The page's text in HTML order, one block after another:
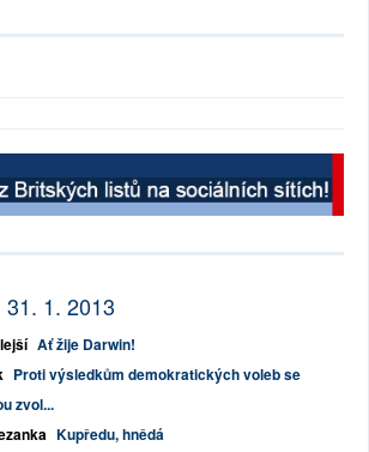
1. 2013
Ať žije Darwin!
Proti výsledkům demokratických voleb se
zvol...
Kupředu, hnědá